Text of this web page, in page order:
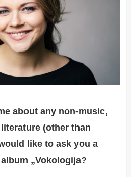
about any non-music,
(other than
like to ask you a
„Vokologija?